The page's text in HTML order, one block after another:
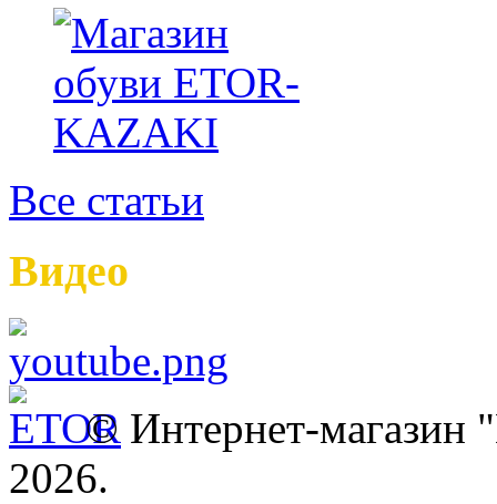
Все статьи
Видео
© Интернет-
2026.